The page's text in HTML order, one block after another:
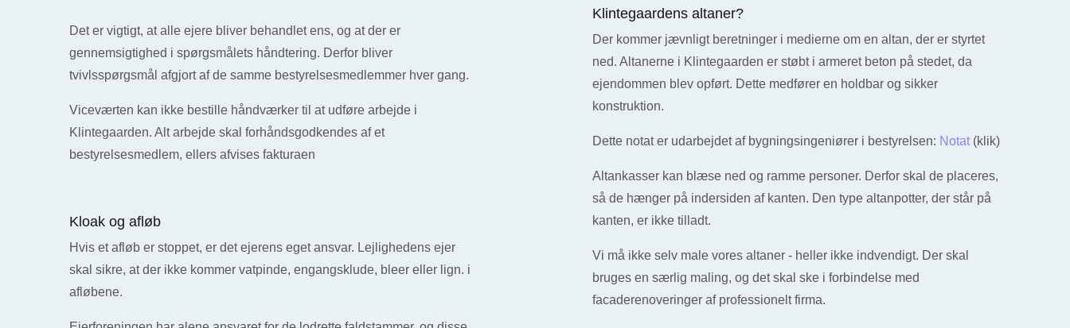
Det er vigtigt, at alle ejere bliver behandlet ens, og at der er
gennemsigtighed i spørgsmålets håndtering. Derfor bliver
tvivlsspørgsmål afgjort af de samme bestyrelsesmedlemmer hver gang.
Viceværten kan ikke bestille håndværker til at udføre arbejde i
Klintegaarden. Alt arbejde skal forhåndsgodkendes af et
bestyrelsesmedlem, ellers afvises fakturaen
Kloak og afløb
Hvis et afløb er stoppet, er det ejerens eget ansvar. Lejlighedens ejer
skal sikre, at der ikke kommer vatpinde, engangsklude, bleer eller lign. i
afløbene.
Klintegaardens altaner?
Der kommer jævnligt beretninger i medierne om en altan, der er styrtet
ned. Altanerne i Klintegaarden er støbt i armeret beton på stedet, da
ejendommen blev opført. Dette medfører en holdbar og sikker
konstruktion.
Dette notat er udarbejdet af bygningsingeniører i bestyrelsen: Notat(klik)
Altankasser kan blæse ned og ramme personer. Derfor skal de placeres,
så de hænger på indersiden af kanten. Den type altanpotter, der står på
kanten, er ikke tilladt.
Vi må ikke selv male vores altaner - heller ikke indvendigt. Der skal
bruges en særlig maling, og det skal ske i forbindelse med
facaderenoveringer af professionelt firma.